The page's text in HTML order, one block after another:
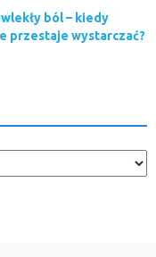
ból – kiedy
przestaje wystarczać?